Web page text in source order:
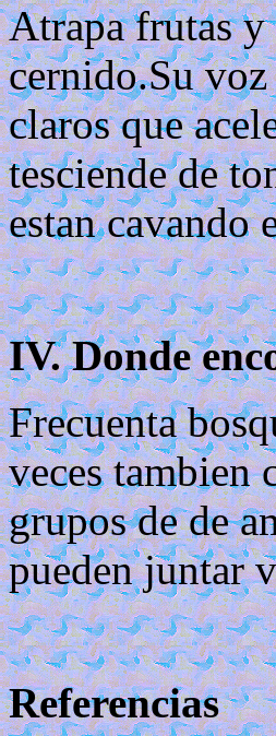
Atrapa frutas y
cernido.Su voz
claros que
tesciende de
estan cavando
IV. Donde
Frecuenta
veces tambien
grupos de de
pueden juntar
Referencias